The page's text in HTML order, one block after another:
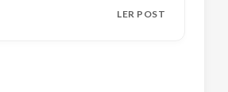
LER POST